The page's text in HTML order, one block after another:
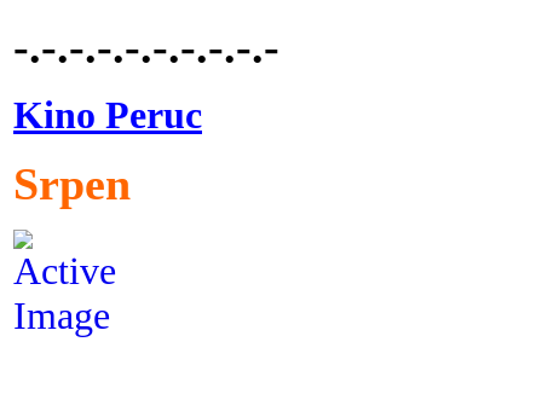
-.-.-.-.-.-.-.-.-.-
Kino Peruc
Srpen